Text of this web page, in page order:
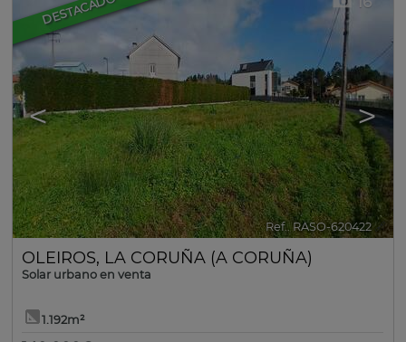
DESTACADO
< >
Ref.. RASO-620422 🔗
OLEIROS, LA CORUÑA (A CORUÑA)
Solar urbano en venta
1.192m²